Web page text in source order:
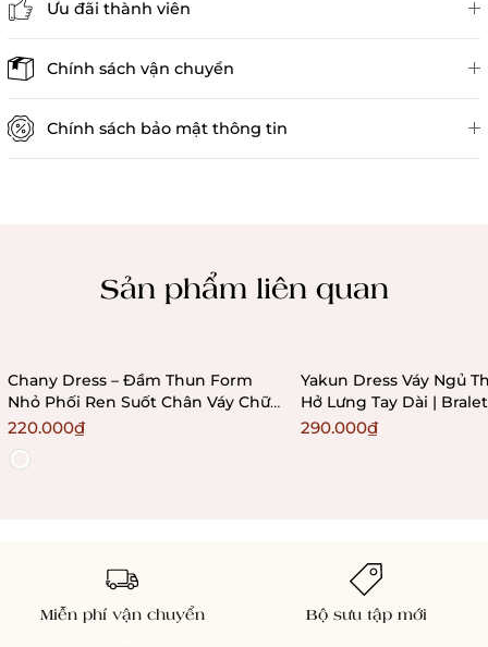
Ưu đãi thành viên
Chính sách vận chuyển
Chính sách bảo mật thông tin
Sản phẩm liên quan
Chany Dress – Đầm Thun Form
Nhỏ Phối Ren Suốt Chân Váy Chữ
A Ôm Sát Bralettehousevn
220.000₫
Yakun Dress Váy Ngủ
Hở Lưng Tay Dài |
290.000₫
Miễn phí vận chuyển Bộ sưu tập mới